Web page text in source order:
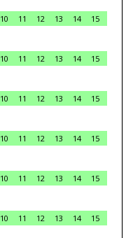
10 11 12 13 14
15
10 11 12 13 14
15
10 11 12 13 14
15
10 11 12 13 14
15
10 11 12 13 14
15
10 11 12 13 14
15